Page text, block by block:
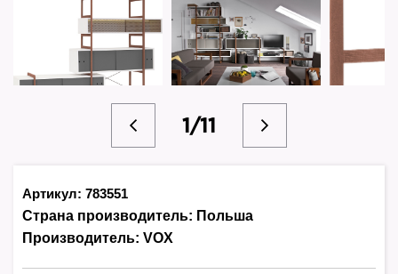
1/11
Артикул: 783551
Страна производитель: Польша
Производитель: VOX